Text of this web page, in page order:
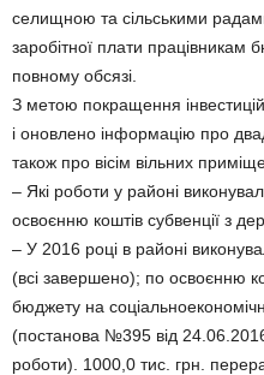
селищною та сільськими
заробітної плати працівникам
повному обсязі.
З метою покращення
і оновлено інформацію про
також про вісім вільних
– Які роботи у районі
освоєнню коштів субвенції з
– У 2016 році в районі
(всі завершено); по освоєнню
бюджету на
(постанова №395 від
роботи). 1000,0 тис. грн.